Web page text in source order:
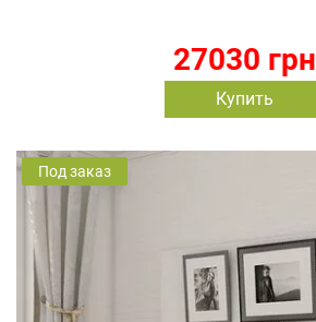
27030 грн
Купить
Под заказ